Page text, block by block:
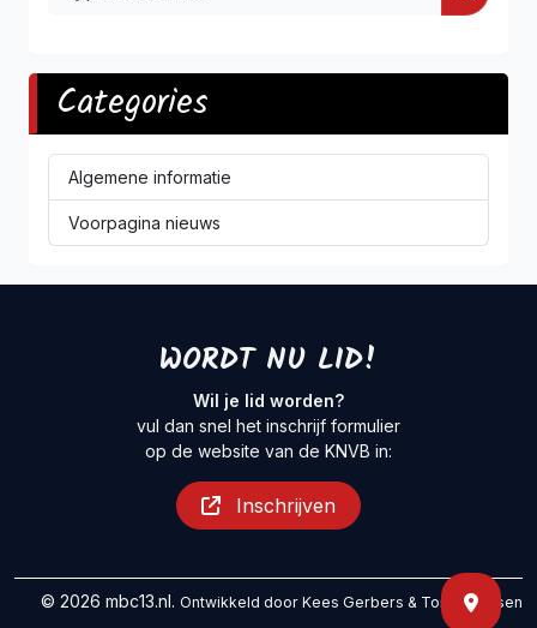
Categories
Algemene informatie
Voorpagina nieuws
WORDT NU LID!
Wil je lid worden?
vul dan snel het inschrijf formulier
op de website van de KNVB in:
Inschrijven
© 2026 mbc13.nl. Ontwikkeld door Kees Gerbers & Tom Maessen